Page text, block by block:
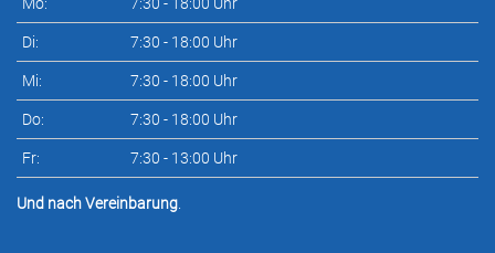
Mo: 7:30 - 18:00 Uhr
Di: 7:30 - 18:00 Uhr
Mi: 7:30 - 18:00 Uhr
Do: 7:30 - 18:00 Uhr
Fr: 7:30 - 13:00 Uhr
Und nach Vereinbarung.